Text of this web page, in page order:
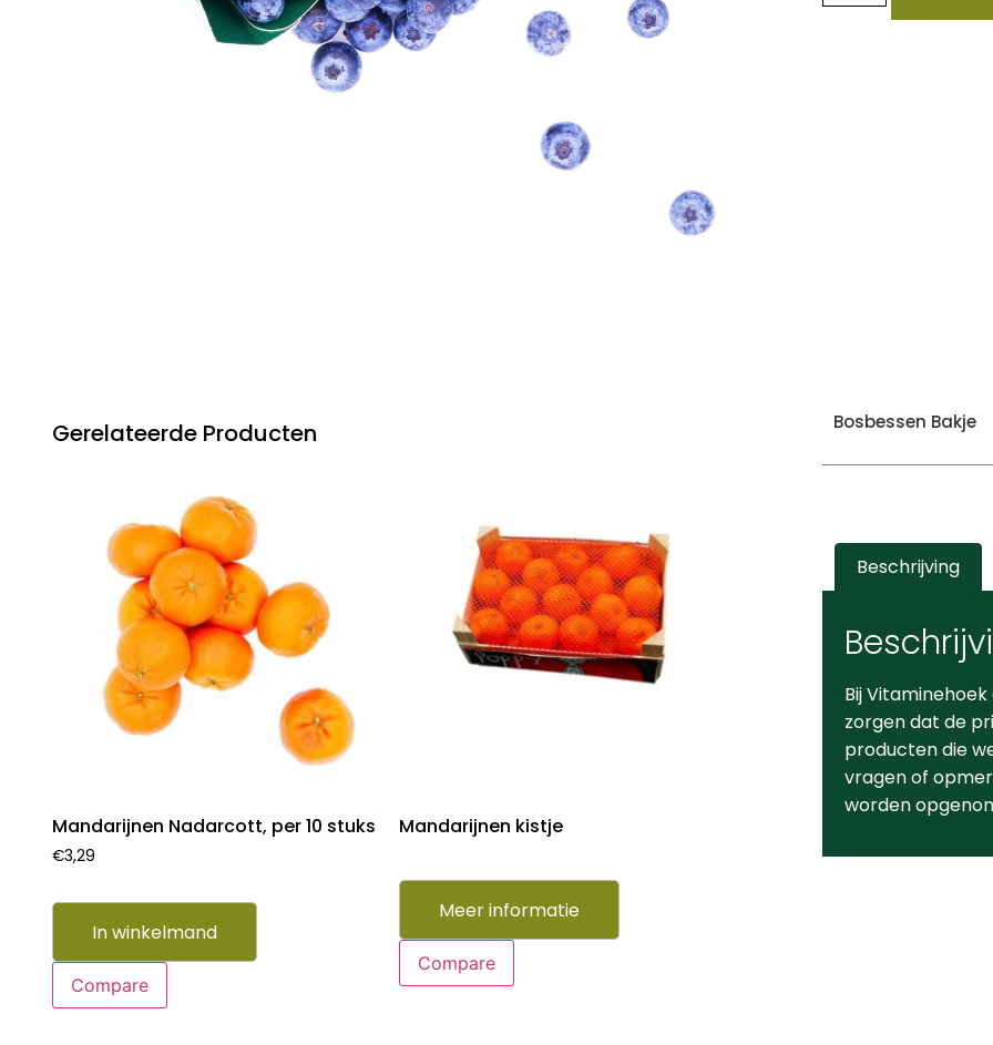
Gerelateerde Producten
Mandarijnen Nadarcott, per 10 stuks
€3,29
In winkelmand
Compare
Mandarijnen kistje
Meer informatie
Compare
Bosbessen Bakje
Beschrijving
Bij
zorgen dat de
producten die
vragen of
worden